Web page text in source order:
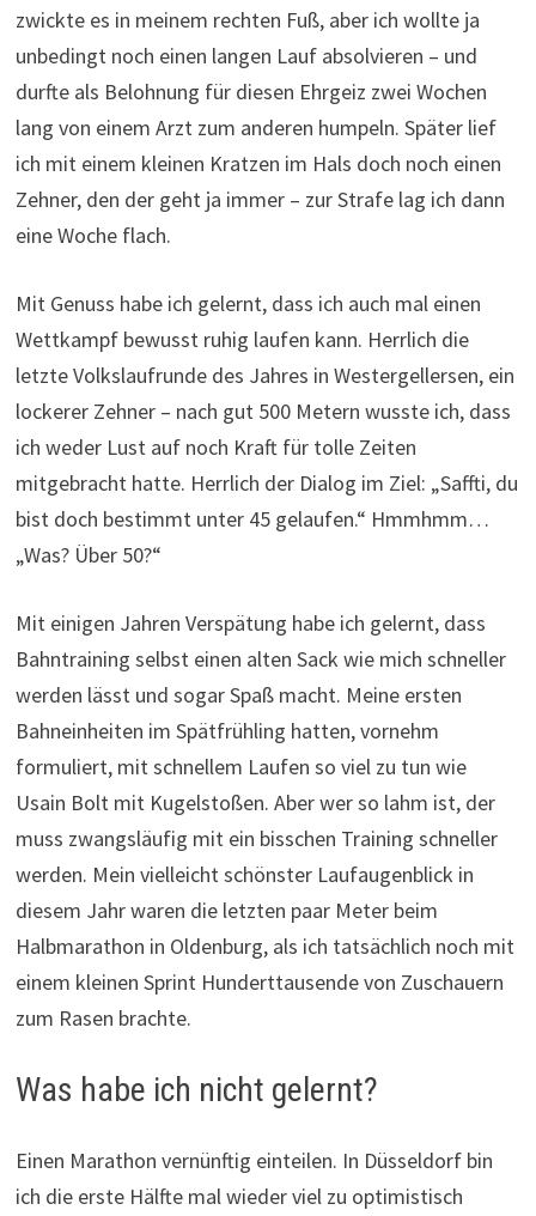
zwickte es in meinem rechten Fuß, aber ich wollte ja
unbedingt noch einen langen Lauf absolvieren – und
durfte als Belohnung für diesen Ehrgeiz zwei Wochen
lang von einem Arzt zum anderen humpeln. Später lief
ich mit einem kleinen Kratzen im Hals doch noch einen
Zehner, den der geht ja immer – zur Strafe lag ich dann
eine Woche flach.
Mit Genuss habe ich gelernt, dass ich auch mal einen
Wettkampf bewusst ruhig laufen kann. Herrlich die
letzte Volkslaufrunde des Jahres in Westergellersen, ein
lockerer Zehner – nach gut 500 Metern wusste ich, dass
ich weder Lust auf noch Kraft für tolle Zeiten
mitgebracht hatte. Herrlich der Dialog im Ziel: „Saffti, du
bist doch bestimmt unter 45 gelaufen.“ Hmmhmm…
„Was? Über 50?“
Mit einigen Jahren Verspätung habe ich gelernt, dass
Bahntraining selbst einen alten Sack wie mich schneller
werden lässt und sogar Spaß macht. Meine ersten
Bahneinheiten im Spätfrühling hatten, vornehm
formuliert, mit schnellem Laufen so viel zu tun wie
Usain Bolt mit Kugelstoßen. Aber wer so lahm ist, der
muss zwangsläufig mit ein bisschen Training schneller
werden. Mein vielleicht schönster Laufaugenblick in
diesem Jahr waren die letzten paar Meter beim
Halbmarathon in Oldenburg, als ich tatsächlich noch mit
einem kleinen Sprint Hunderttausende von Zuschauern
zum Rasen brachte.
Was habe ich nicht gelernt?
Einen Marathon vernünftig einteilen. In Düsseldorf bin
ich die erste Hälfte mal wieder viel zu optimistisch